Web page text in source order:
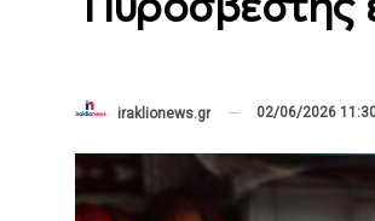
iraklionews.gr 02/06/2026